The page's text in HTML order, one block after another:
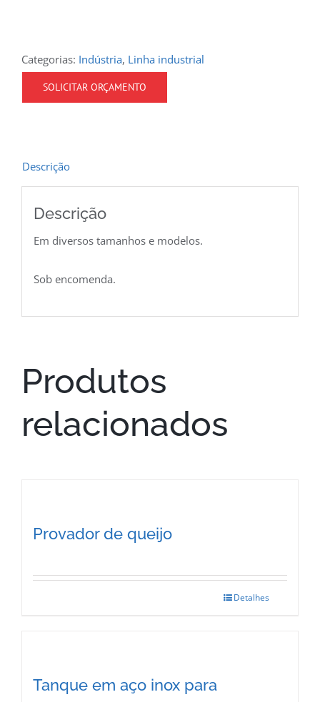
Categorias: Indústria, Linha industrial
SOLICITAR ORÇAMENTO
Descrição
Descrição
Em diversos tamanhos e modelos.
Sob encomenda.
Produtos
relacionados
Provador de queijo
Detalhes
Tanque em aço inox para